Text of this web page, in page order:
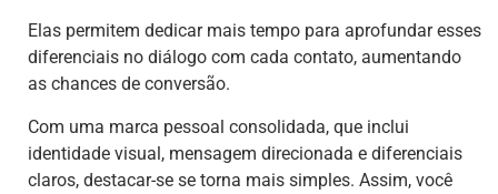
Elas permitem dedicar mais tempo para aprofundar esses
diferenciais no diálogo com cada contato, aumentando
as chances de conversão.
Com uma marca pessoal consolidada, que inclui
identidade visual, mensagem direcionada e diferenciais
claros, destacar-se se torna mais simples. Assim, você